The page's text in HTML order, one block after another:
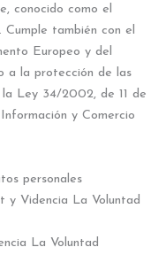
conocido como el
también con el
Europeo y del
a la protección de las
la Ley 34/2002, de 11 de
y Comercio
personales
y Videncia La Voluntad
La Voluntad